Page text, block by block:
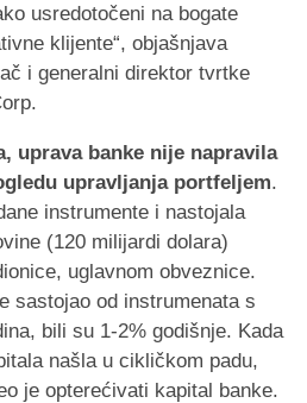
usredotočeni na bogate
klijente“, objašnjava
i generalni direktor tvrtke
uprava banke nije napravila
upravljanja portfeljem.
instrumente i nastojala
(120 milijardi dolara)
uglavnom obveznice.
sastojao od instrumenata s
bili su 1-2% godišnje. Kada
našla u cikličkom padu,
je opterećivati ​​kapital banke.